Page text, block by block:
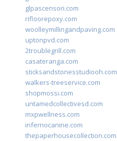
glpascensori.com
rifloorepoxy.com
woolleymillingandpaving.com
uptonpvd.com
2troublegrill.com
casateranga.com
sticksandstonesstudiooh.com
walkers-treeservice.com
shopmossi.com
untamedcollectivesd.com
mxpwellness.com
infernocanine.com
thepaperhousecollection.com